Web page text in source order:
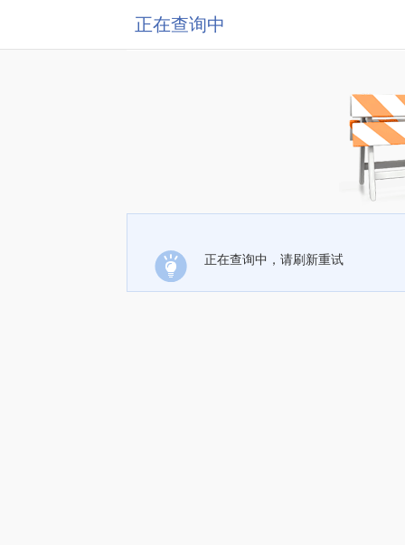
正在查询中
正在查询中，请刷新重试